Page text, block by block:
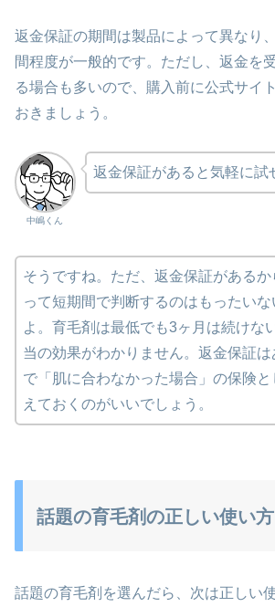
返金保証の期間は製品によって異なり
間程度が一般的です。ただし、返金を
る場合も多いので、購入前に公式サイ
おきましょう。
中嶋くん
返金保証があると気軽に試
そうですね。ただ、返金保証があるか
って短期間で判断するのはもったいな
よ。育毛剤は最低でも3ヶ月は続けな
当の効果がわかりません。返金保証は
で「肌に合わなかった場合」の保険と
えておくのがいいでしょう。
話題の育毛剤の正しい使い方
話題の育毛剤を選んだら、次は正しい